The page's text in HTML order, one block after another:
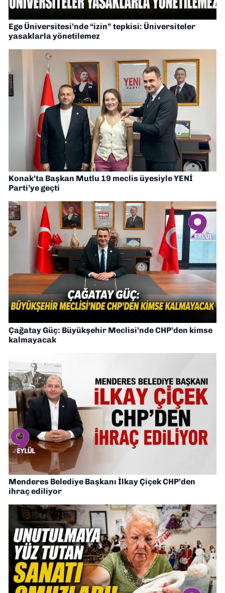
Ege Üniversitesi’nde “izin” tepkisi: Üniversiteler
yasaklarla yönetilemez
Konak’ta Başkan Mutlu 19 meclis üyesiyle YENİ
Parti’ye geçti
Çağatay Güç: Büyükşehir Meclisi’nde CHP’den kimse
kalmayacak
Menderes Belediye Başkanı İlkay Çiçek CHP’den
ihraç ediliyor